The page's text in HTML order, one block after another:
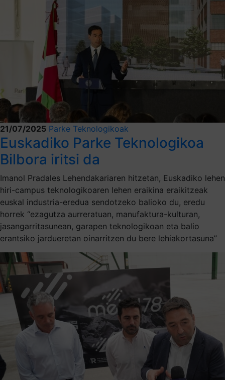
21/07/2025 Parke Teknologikoak
Euskadiko Parke Teknologikoa
Bilbora iritsi da
Imanol Pradales Lehendakariaren hitzetan, Euskadiko lehen
hiri-campus teknologikoaren lehen eraikina eraikitzeak
euskal industria-eredua sendotzeko balioko du, eredu
horrek “ezagutza aurreratuan, manufaktura-kulturan,
jasangarritasunean, garapen teknologikoan eta balio
erantsiko jardueretan oinarritzen du bere lehiakortasuna”